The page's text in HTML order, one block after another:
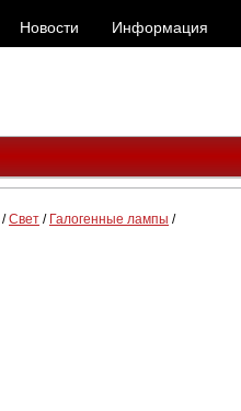
Новости Информация
/Свет / Галогенные лампы /